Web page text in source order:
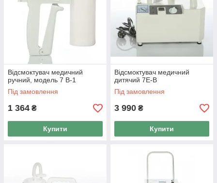
Відсмоктувач медичний
ручний, модель 7 В-1
Під замовлення
1 364 ₴
Купити
Відсмоктувач медичний
дитячий 7Е-B
Під замовлення
3 990 ₴
Купити